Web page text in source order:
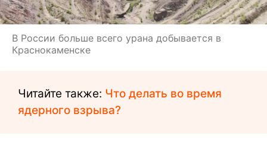
В России больше всего урана добывается в
Краснокаменске
Читайте также: Что делать во время
ядерного взрыва?